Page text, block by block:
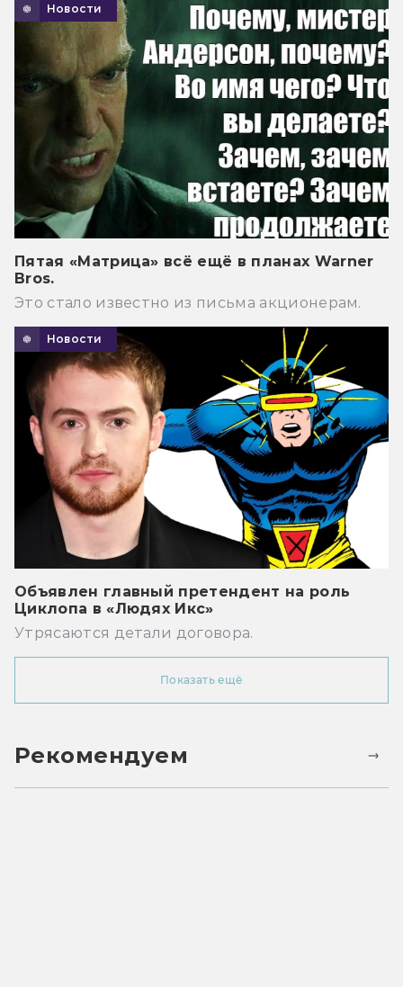
Новости
Пятая «Матрица» всё ещё в планах Warner
Bros.
Это стало известно из письма акционерам.
Новости
Объявлен главный претендент на роль
Циклопа в «Людях Икс»
Утрясаются детали договора.
Показать ещё
Рекомендуем